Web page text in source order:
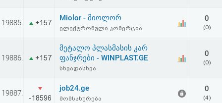
კოდი
შეთანხმება
19885. +157
Miolor - მიოლორ
ელექტრონული კომერცია
0
(0)
19886. +157
მეტალო პლასმასის კარ
ფანჯრები - WINPLAST.GE
სხვადასხვა
0
(0)
19887.
-18596
job24.ge
მომსახურება
0
(4)